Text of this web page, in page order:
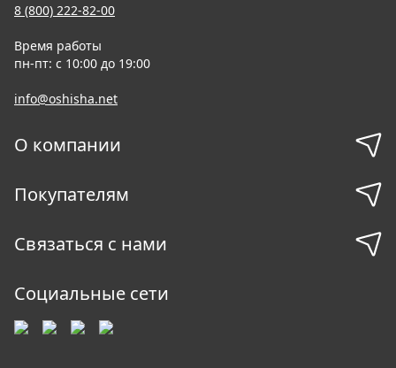
8 (800) 222-82-00
Время работы
пн-пт: с 10:00 до 19:00
info@oshisha.net
О компании
Покупателям
Связаться с нами
Социальные сети